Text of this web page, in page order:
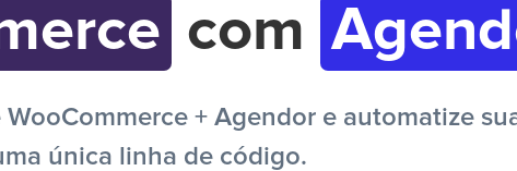
com
+ Agendor e automatize
única linha de código.